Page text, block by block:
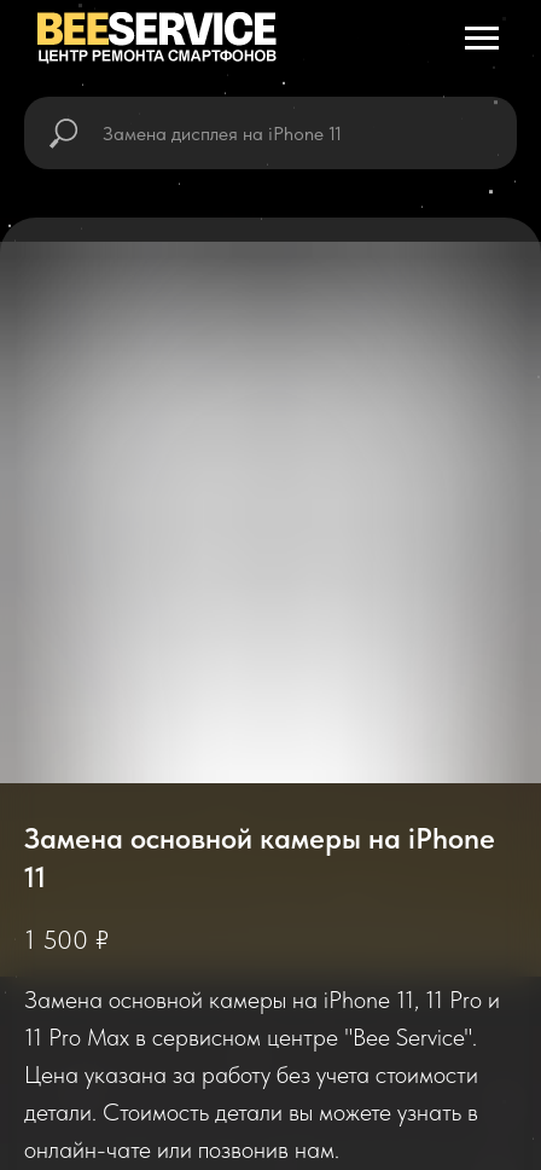
Замена основной камеры на iPhone
11
1 500 ₽
Замена основной камеры на iPhone 11, 11 Pro и
11 Pro Max в сервисном центре "Bee Service".
Цена указана за работу без учета стоимости
детали. Стоимость детали вы можете узнать в
онлайн-чате или позвонив нам.
Если вы обращались в наш сервисный центр,
просим вас поделиться своим отзывом. Нам
очень важно услышать ваше мнение о
качестве нашей работы!
Отзывы о нашем сервисе